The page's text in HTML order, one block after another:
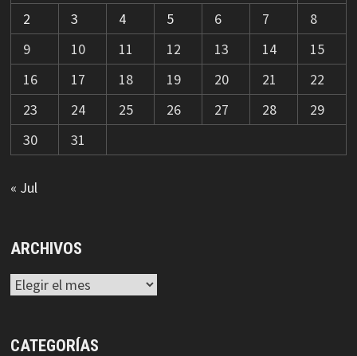
2
3 4 5 6 7
8
9
10 11 12 13 14
15
16
17 18 19 20 21
22
23
24 25 26 27 28
29
30
31
« Jul
ARCHIVOS
Archivos
CATEGORÍAS